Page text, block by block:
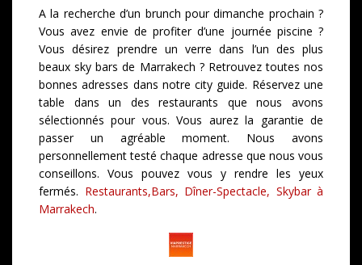
A la recherche d’un brunch pour dimanche prochain ?
Vous avez envie de profiter d’une journée piscine ?
Vous désirez prendre un verre dans l’un des plus
beaux sky bars de Marrakech ? Retrouvez toutes nos
bonnes adresses dans notre city guide. Réservez une
table dans un des restaurants que nous avons
sélectionnés pour vous. Vous aurez la garantie de
passer un agréable moment. Nous avons
personnellement testé chaque adresse que nous vous
conseillons. Vous pouvez vous y rendre les yeux
fermés. Restaurants,Bars, Dîner-Spectacle, Skybar à
Marrakech.